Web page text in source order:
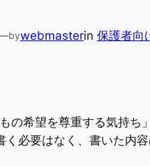
bywebmasterin 保護者向
の希望を尊重する気持
く必要はなく、書いた内